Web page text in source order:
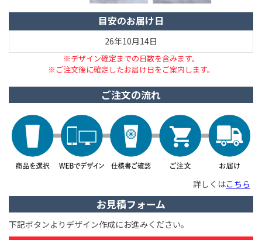
目安のお届け日
26年10月14日
※デザイン確定までの日数を含みます。
※ご注文後に確定したお届け日をご案内します。
ご注文の流れ
詳しくはこちら
お見積フォーム
下記ボタンよりデザイン作成にお進みください。